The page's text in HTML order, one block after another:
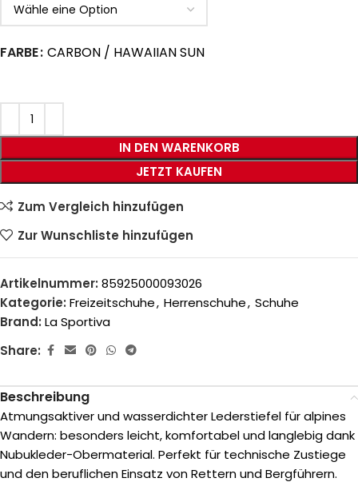
FARBE CARBON / HAWAIIAN SUN
IN DEN WARENKORB
JETZT KAUFEN
Zum Vergleich hinzufügen
Zur Wunschliste hinzufügen
Artikelnummer: 85925000093026
Kategorie: Freizeitschuhe, Herrenschuhe, Schuhe
Brand: La Sportiva
Share:
Beschreibung
Atmungsaktiver und wasserdichter Lederstiefel für alpines
Wandern: besonders leicht, komfortabel und langlebig dank
Nubukleder-Obermaterial. Perfekt für technische Zustiege
und den beruflichen Einsatz von Rettern und Bergführern.